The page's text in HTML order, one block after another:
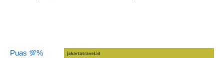
Puas 💯%